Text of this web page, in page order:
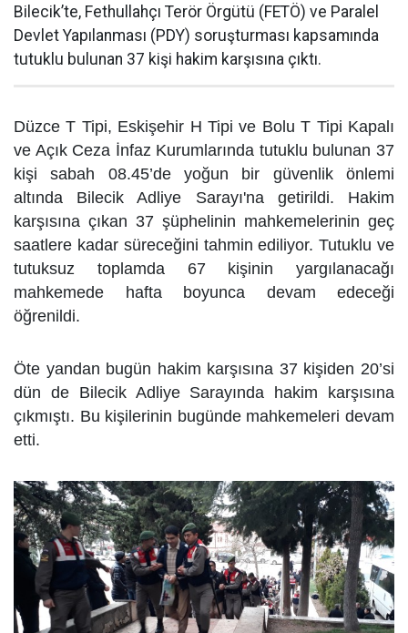
Bilecik’te, Fethullahçı Terör Örgütü (FETÖ) ve Paralel
Devlet Yapılanması (PDY) soruşturması kapsamında
tutuklu bulunan 37 kişi hakim karşısına çıktı.
Düzce T Tipi, Eskişehir H Tipi ve Bolu T Tipi Kapalı
ve Açık Ceza İnfaz Kurumlarında tutuklu bulunan 37
kişi sabah 08.45’de yoğun bir güvenlik önlemi
altında Bilecik Adliye Sarayı'na getirildi. Hakim
karşısına çıkan 37 şüphelinin mahkemelerinin geç
saatlere kadar süreceğini tahmin ediliyor. Tutuklu ve
tutuksuz toplamda 67 kişinin yargılanacağı
mahkemede hafta boyunca devam edeceği
öğrenildi.
Öte yandan bugün hakim karşısına 37 kişiden 20’si
dün de Bilecik Adliye Sarayında hakim karşısına
çıkmıştı. Bu kişilerinin bugünde mahkemeleri devam
etti.